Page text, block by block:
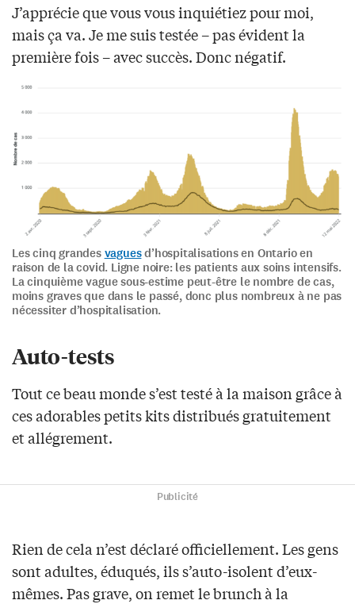
J’apprécie que vous vous inquiétiez pour moi,
mais ça va. Je me suis testée – pas évident la
première fois – avec succès. Donc négatif.
Les cinq grandes vaguesd’hospitalisations en Ontario en
raison de la covid. Ligne noire: les patients aux soins intensifs.
La cinquième vague sous-estime peut-être le nombre de cas,
moins graves que dans le passé, donc plus nombreux à ne pas
nécessiter d’hospitalisation.
Auto-tests
Tout ce beau monde s’est testé à la maison grâce à
ces adorables petits kits distribués gratuitement
et allégrement.
Publicité
Rien de cela n’est déclaré officiellement. Les gens
sont adultes, éduqués, ils s’auto-isolent d’eux-
mêmes. Pas grave, on remet le brunch à la